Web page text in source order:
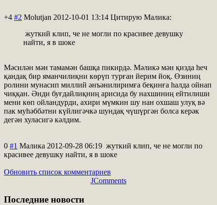
+4 #2 Molutjan 2012-10-01 13:14 Цитирую Малика:
жуткий клип, че не могли по красивее девушку
найти, я в шоке
Мәсилән мән тамамән башқа пикирдә. Мәликә мән қизда һеч
қандақ бир яманчилиқни көрүп турған йерим йоқ. Өзиниң
ролини мунасип миллий әнъәнилиримға беқинға һалда ойнап
чиққан. Әнди буғдайлиқниң арисида бу нахшиниң ейтилиши
мени көп ойландурди, ахири мүмкин шу нан охшаш улуқ вә
пак муһәббәтни күйлигәчкә шундақ чүшүргән болса керәк
дегән хуласигә кәлдим.
0 #1 Малика 2012-09-28 06:19 жуткий клип, че не могли по
красивее девушку найти, я в шоке
Обновить список комментариев
JComments
Последние новости